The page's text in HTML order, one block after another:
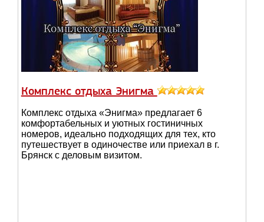
Комплекс отдыха Энигма
Комплекс отдыха «Энигма» предлагает 6
комфортабельных и уютных гостиничных
номеров, идеально подходящих для тех, кто
путешествует в одиночестве или приехал в г.
Брянск с деловым визитом.